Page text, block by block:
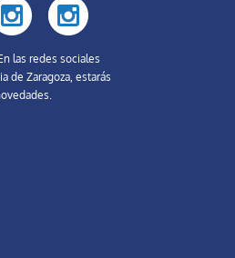
las redes sociales
de Zaragoza, estarás